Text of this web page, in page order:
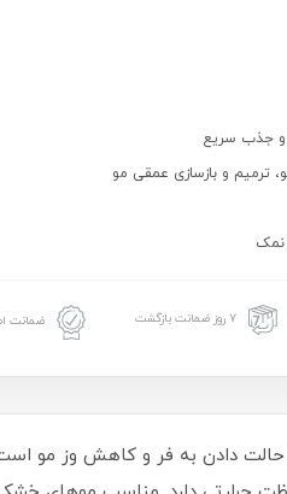
جذب سریع
ترمیم و بازسازی عمقی مو
نمک
۷ روز ضمانت بازگشت ضمانت
حالت دادن به فر و کاهش وز مو